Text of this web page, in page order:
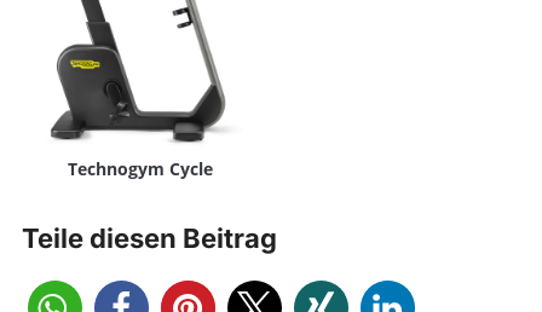
Technogym Cycle
Teile diesen Beitrag